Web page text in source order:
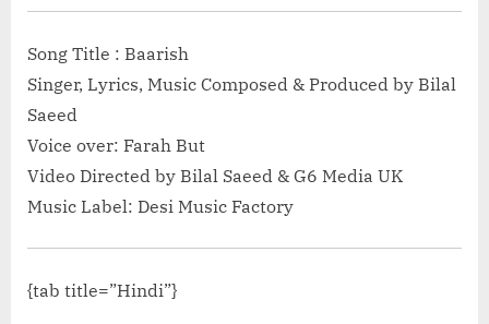
a></p>
Song Title : Baarish
Singer, Lyrics, Music Composed & Produced by Bilal
Saeed
Voice over: Farah But
Video Directed by Bilal Saeed & G6 Media UK
Music Label: Desi Music Factory
{tab title=”Hindi”}